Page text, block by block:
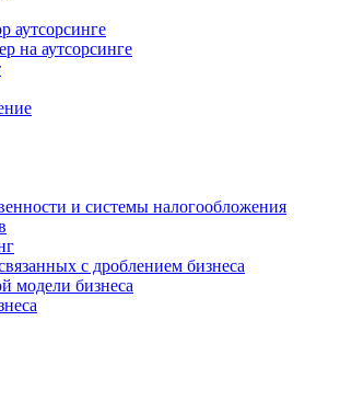
аутсорсинге
на аутсорсинге
и системы налогообложения
с дроблением бизнеса
модели бизнеса